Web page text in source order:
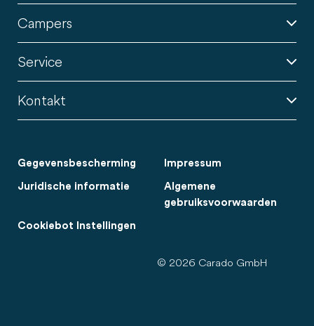
Campers
Service
Kontakt
Gegevensbescherming Impressum
Juridische informatie
Algemene
gebruiksvoorwaarden
Cookiebot Instellingen
© 2026 Carado GmbH